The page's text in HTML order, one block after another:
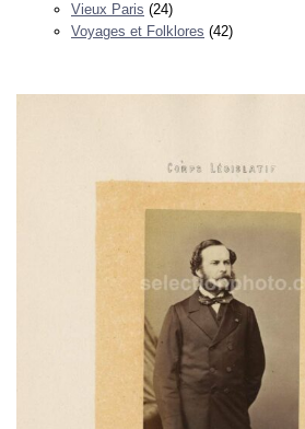
Vieux Paris (24)
Voyages et Folklores (42)